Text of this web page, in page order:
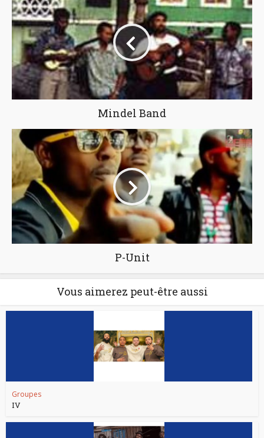
Mindel Band
P-Unit
Vous aimerez peut-être aussi
Groupes
IV